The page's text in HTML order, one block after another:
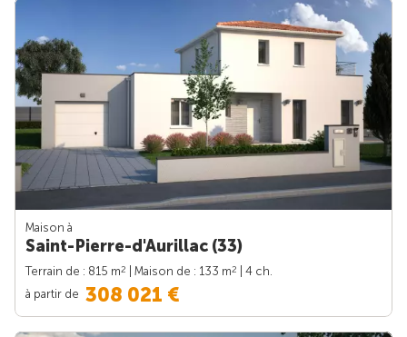
Maison à
Saint-Pierre-d'Aurillac (33)
Terrain de : 815 m2 | Maison de : 133 m2
| 4 ch.
à partir de 308 021 €